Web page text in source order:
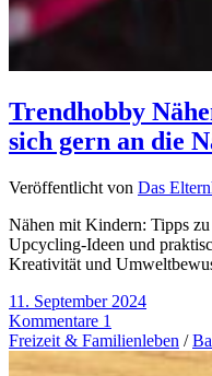
Trendhobby
sich gern an die
Veröffentlicht von Das
Nähen mit Kindern: Tipps
Upcycling-Ideen und
Kreativität und
11. September 2024
Kommentare 1
Freizeit & Familienleben /